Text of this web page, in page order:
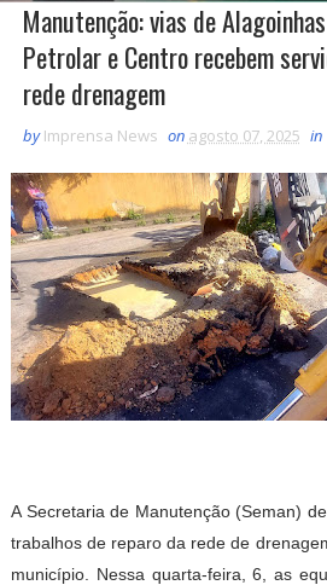
Manutenção: vias de
Petrolar e Centro recebem
rede drenagem
by Imprensa News on agosto 07, 2025 in
A Secretaria de Manutenção (Seman)
trabalhos de reparo da rede de
município. Nessa quarta-feira, 6, as